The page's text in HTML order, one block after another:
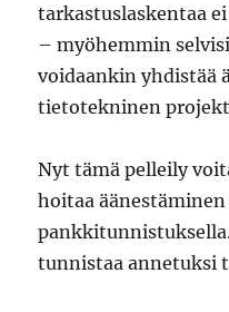
tarkastuslaskentaa
– myöhemmin
voidaankin yhdistää
tietotekninen
Nyt tämä pelleily
hoitaa
tunnistaa annetuksi